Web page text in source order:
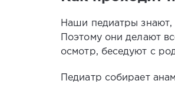
Наши педиатры знают,
Поэтому они делают
осмотр, беседуют с
Педиатр собирает